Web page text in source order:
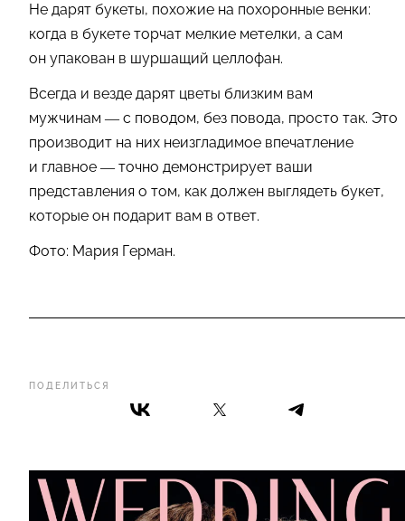
ПОДЕЛИТЬСЯ
Не дарят букеты, похожие на похоронные венки:
когда в букете торчат мелкие метелки, а сам
он упакован в шуршащий целлофан.
Всегда и везде дарят цветы близким вам
мужчинам — с поводом, без повода, просто так. Это
производит на них неизгладимое впечатление
и главное — точно демонстрирует ваши
представления о том, как должен выглядеть букет,
которые он подарит вам в ответ.
Фото: Мария Герман.